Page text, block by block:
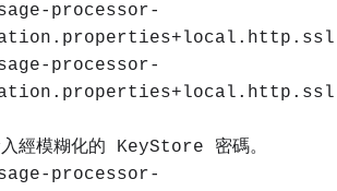
processor-
processor-
經模糊化的 KeyStore 密碼。
processor-